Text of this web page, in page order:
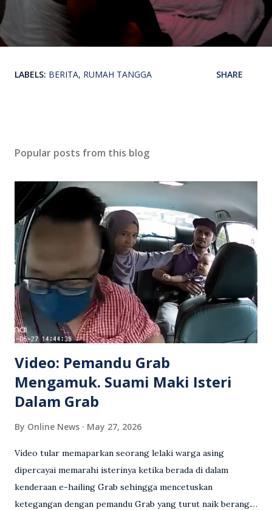
LABELS: BERITA RUMAH TANGGA SHARE
Popular posts from this blog
Video: Pemandu Grab
Mengamuk. Suami Maki Isteri
Dalam Grab
By Online News May 27, 2026
Video tular memaparkan seorang lelaki warga asing
dipercayai memarahi isterinya ketika berada di dalam
kenderaan e-hailing Grab sehingga mencetuskan
ketegangan dengan pemandu Grab yang turut naik berang.